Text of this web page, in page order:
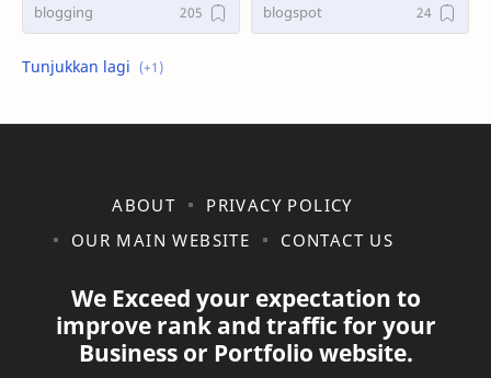
blogging blogspot
shopee
ABOUT
PRIVACY POLICY
OUR MAIN WEBSITE
CONTACT US
We Exceed your expectation to
improve rank and traffic for your
Business or Portfolio website.